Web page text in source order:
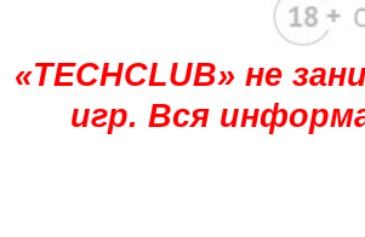
«TECHCLUB» не
игр. Вся